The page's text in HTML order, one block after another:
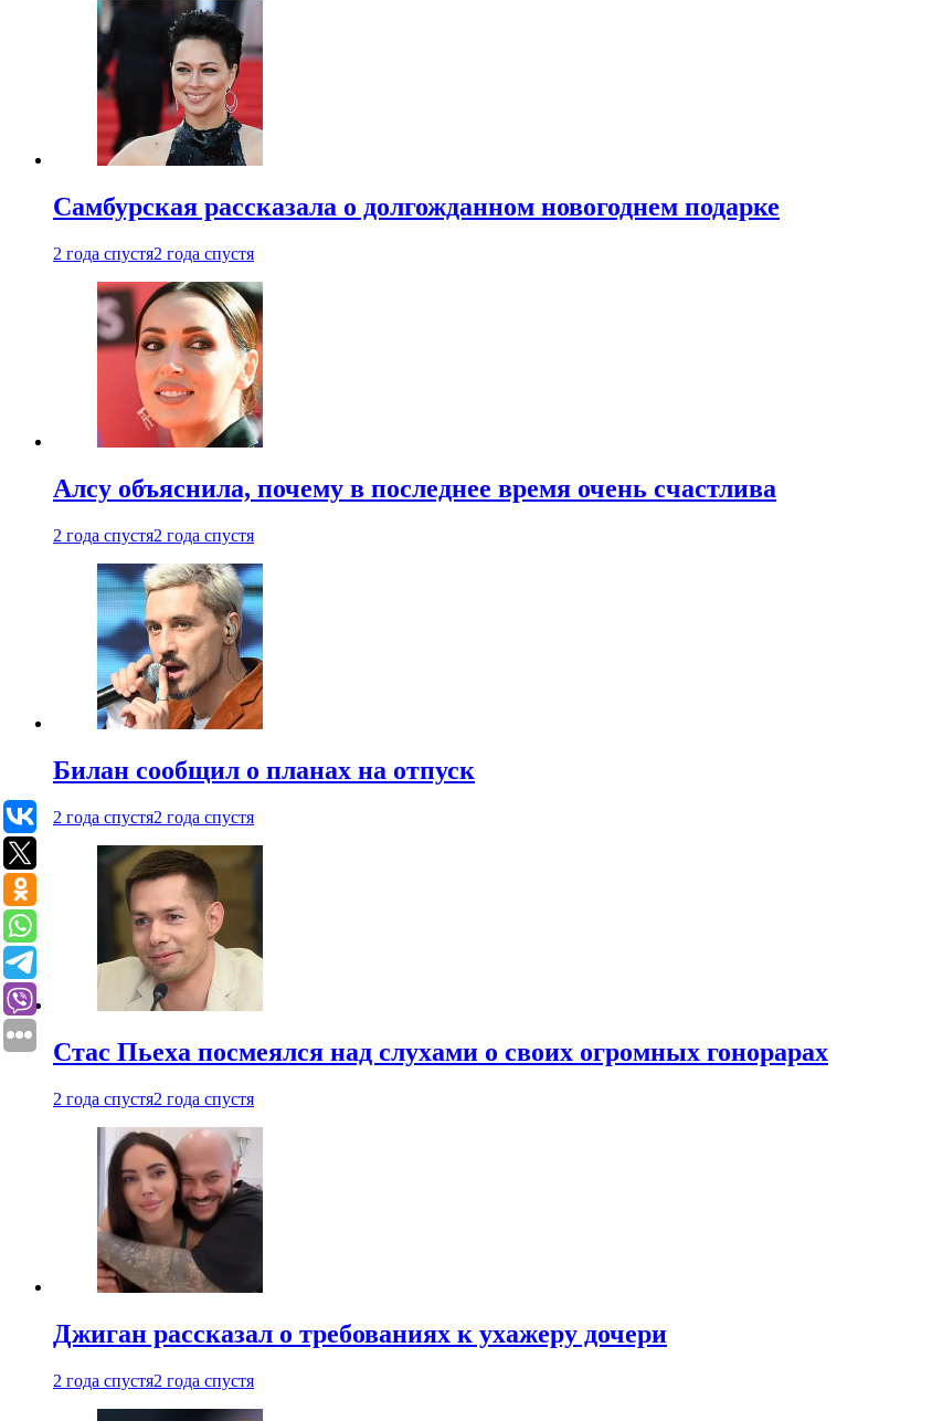
Самбурская рассказала о долгожданном новогоднем подарке
2 года спустя2 года спустя
Алсу объяснила, почему в последнее время очень счастлива
2 года спустя2 года спустя
Билан сообщил о планах на отпуск
2 года спустя2 года спустя
Стас Пьеха посмеялся над слухами о своих огромных гонорарах
2 года спустя2 года спустя
Джиган рассказал о требованиях к ухажеру дочери
2 года спустя2 года спустя